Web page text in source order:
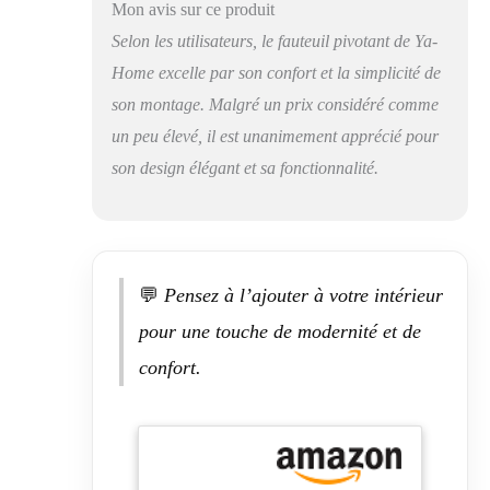
fauteuil est
rembourré de
éponge haute
densité pour un
soutien ferme et
d'assise extra-épais
【Adapté à Tous
fauteuil moderne
salon, chambre,
bureau ou coin
lecture. La
Mon avis sur ce produit
Selon les utilisateurs, le fauteuil pivotant de Ya-
Home excelle par son confort et la simplicité de
son montage. Malgré un prix considéré comme
un peu élevé, il est unanimement apprécié pour
son design élégant et sa fonctionnalité.
💬 Pensez à l’ajouter à votre intérieur
pour une touche de modernité et de
confort.